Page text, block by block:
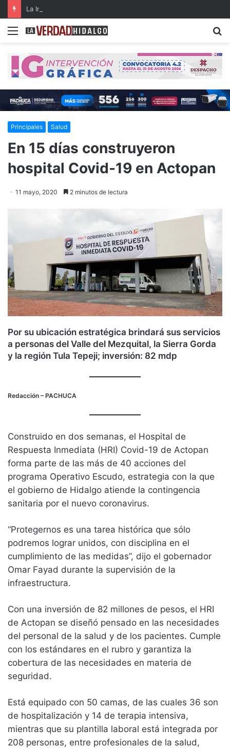
Menu
Principales Salud
En 15 días construyeron
hospital Covid-19 en Actopan
11 mayo, 2020 2 minutos de lectura
Por su ubicación estratégica brindará sus servicios
a personas del Valle del Mezquital, la Sierra Gorda
y la región Tula Tepeji; inversión: 82 mdp
Redacción – PACHUCA
Construido en dos semanas, el Hospital de
Respuesta Inmediata (HRI) Covid-19 de Actopan
forma parte de las más de 40 acciones del
programa Operativo Escudo, estrategia con la que
el gobierno de Hidalgo atiende la contingencia
sanitaria por el nuevo coronavirus.
“Protegernos es una tarea histórica que sólo
podremos lograr unidos, con disciplina en el
cumplimiento de las medidas”, dijo el gobernador
Omar Fayad durante la supervisión de la
infraestructura.
Con una inversión de 82 millones de pesos, el HRI
de Actopan se diseñó pensado en las necesidades
del personal de la salud y de los pacientes. Cumple
con los estándares en el rubro y garantiza la
cobertura de las necesidades en materia de
seguridad.
Está equipado con 50 camas, de las cuales 36 son
de hospitalización y 14 de terapia intensiva,
mientras que su plantilla laboral está integrada por
208 personas, entre profesionales de la salud,